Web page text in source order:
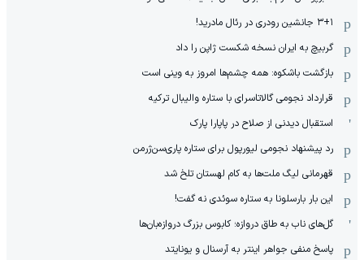
۳+۱ جانشین رودری در رئال مادرید!
گربیچ به ایران نسخه شکست ژاپن را داد
بازگشت باشکوه: همه چشم‌ها امروز به وینی است
قرارداد نجومی گالاتاسرای با ستاره والیبال ترکیه
استقبال دیدنی از صلاح در پاپارا پارک
رد پیشنهاد نجومی لیورپول برای ستاره پاری‌سن‌ژرمن
قهرمانی لیگ ملت‌ها به کام لهستان تلخ شد
این بار بارسلونا به ستاره سوئدی نه گفت!
گل‌های ناب به طاق دروازه؛ کابوس بزرگ دروازه‌بان‌ها
پاسخ منفی جواهر اینتر به آرسنال و یونایتد